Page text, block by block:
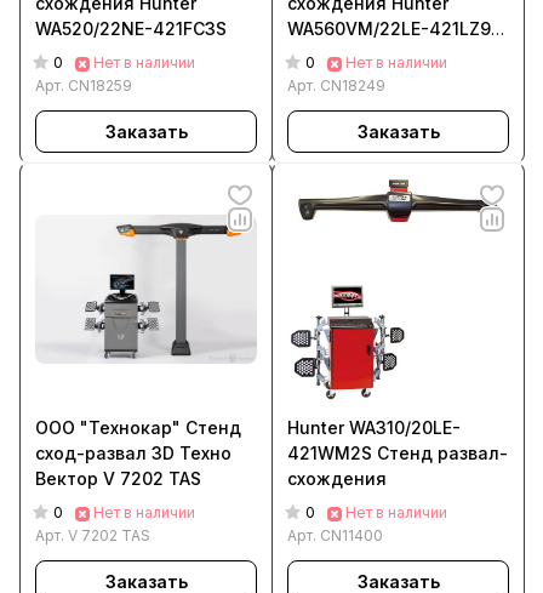
WA520/22NE-421FC3S
0
Нет в наличии
Арт. CN18259
Заказать
WA560VM/22LE-421LZ9M
HTA-MB-TD
0
Нет в наличии
Арт. CN18249
Заказать
ООО "Технокар" Стенд
сход-развал 3D Техно
Вектор V 7202 TAS
0
Нет в наличии
Арт. V 7202 TAS
Заказать
Hunter WA310/20LE-
421WM2S Стенд развал-
схождения
0
Нет в наличии
Арт. CN11400
Заказать